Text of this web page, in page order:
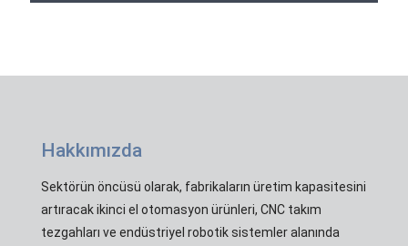
Hakkımızda
Sektörün öncüsü olarak, fabrikaların üretim kapasitesini
artıracak ikinci el otomasyon ürünleri, CNC takım
tezgahları ve endüstriyel robotik sistemler alanında